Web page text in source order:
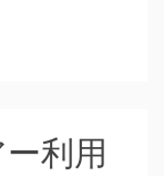
利用